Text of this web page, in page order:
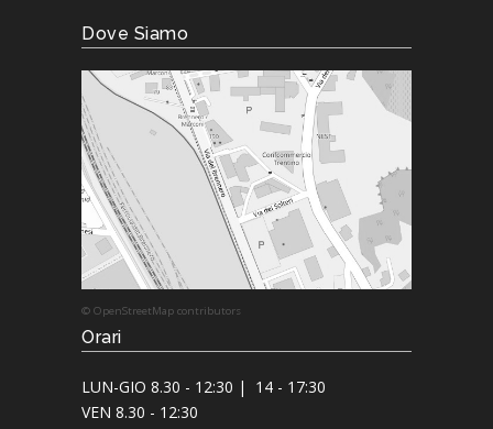
Dove Siamo
© OpenStreetMap contributors
Orari
LUN-GIO 8.30 - 12:30 | 14 - 17:30
VEN 8.30 - 12:30